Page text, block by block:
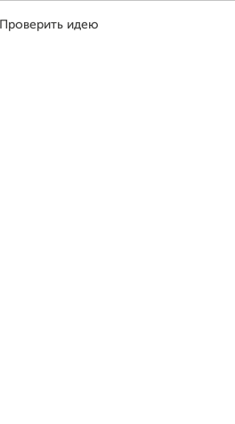
Проверить идею